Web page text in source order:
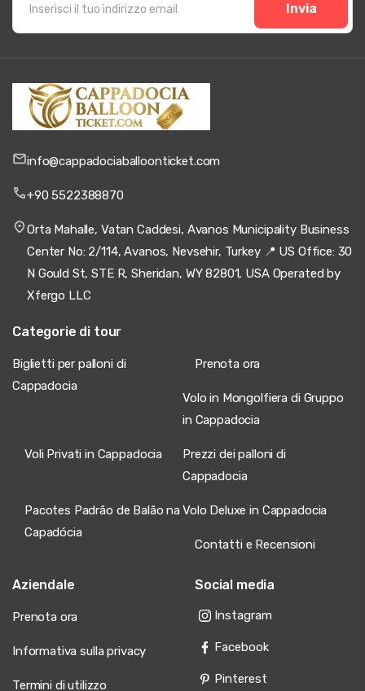
Invia
info@cappadociaballoonticket.com
+90 5522388870
Orta Mahalle, Vatan Caddesi, Avanos Municipality Business
Center No: 2/114, Avanos, Nevsehir, Turkey 📍 US Office: 30
N Gould St, STE R, Sheridan, WY 82801, USA Operated by
Xfergo LLC
Categorie di tour
Biglietti per palloni di
Cappadocia
Prenota ora
Volo in Mongolfiera di Gruppo
in Cappadocia
Voli Privati in Cappadocia
Prezzi dei palloni di
Cappadocia
Pacotes Padrão de Balão na
Capadócia
Volo Deluxe in Cappadocia
Contatti e Recensioni
Aziendale
Prenota ora
Informativa sulla privacy
Termini di utilizzo
Social media
Instagram
Facebook
Pinterest